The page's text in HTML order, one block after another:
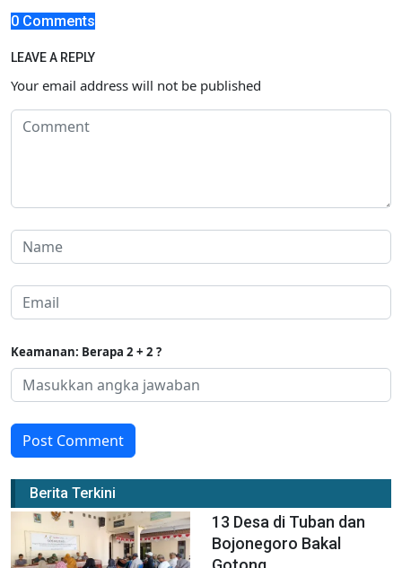
0 Comments
LEAVE A REPLY
Your email address will not be published
Keamanan: Berapa 2 + 2 ?
Post Comment
Berita Terkini
13 Desa di Tuban dan
Bojonegoro Bakal